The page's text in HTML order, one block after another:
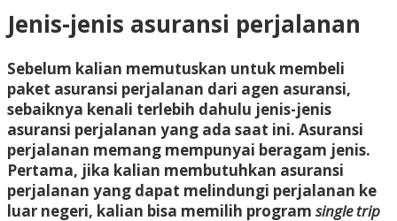
Jenis-jenis asuransi perjalanan
Sebelum kalian memutuskan untuk membeli
paket asuransi perjalanan dari agen asuransi,
sebaiknya kenali terlebih dahulu jenis-jenis
asuransi perjalanan yang ada saat ini. Asuransi
perjalanan memang mempunyai beragam jenis.
Pertama, jika kalian membutuhkan asuransi
perjalanan yang dapat melindungi perjalanan ke
luar negeri, kalian bisa memilih program single trip